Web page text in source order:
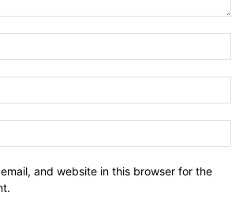
and website in this browser for the